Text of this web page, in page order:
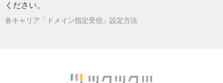
ください。
各キャリア「ドメイン指定受信」設定方法